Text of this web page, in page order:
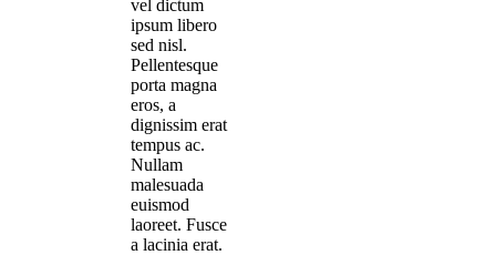
vel dictum
ipsum libero
sed nisl.
Pellentesque
porta magna
eros, a
dignissim erat
tempus ac.
Nullam
malesuada
euismod
laoreet. Fusce
a lacinia erat.